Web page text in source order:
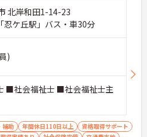
北岸和田1-14-23
忍ケ丘駅」バス・車30分
)
■社会福祉士 ■社会福祉士主
補助 年間休日110日以上
資格取得サポート